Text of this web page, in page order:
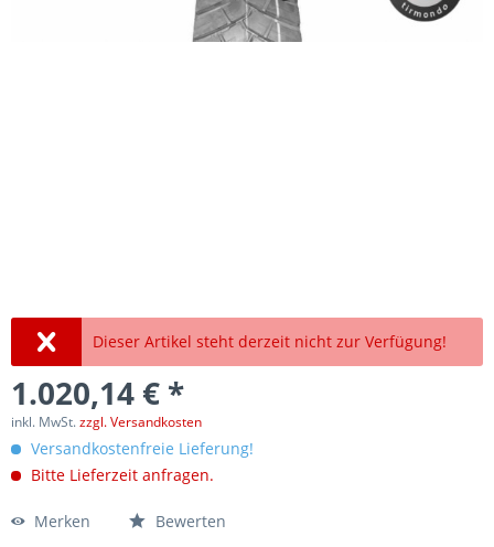
Dieser Artikel steht derzeit nicht zur Verfügung!
1.020,14 € *
inkl. MwSt.zzgl. Versandkosten
Versandkostenfreie Lieferung!
Bitte Lieferzeit anfragen.
Merken Bewerten